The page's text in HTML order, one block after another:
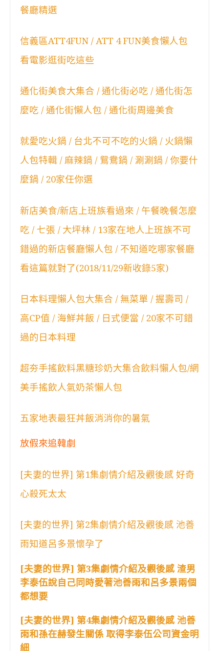
餐廳精選
信義區ATT4FUN / ATT 4 FUN美食懶人包
看電影逛街吃這些
通化街美食大集合 / 通化街必吃 / 通化街怎
麼吃 / 通化街懶人包 / 通化街周邊美食
就愛吃火鍋 / 台北不可不吃的火鍋 / 火鍋懶
人包特輯 / 麻辣鍋 / 鴛鴦鍋 / 涮涮鍋 / 你要什
麼鍋 / 20家任你選
新店美食/新店上班族看過來 / 午餐晚餐怎麼
吃 / 七張 / 大坪林 / 13家在地人上班族不可
錯過的新店餐廳懶人包 / 不知道吃哪家餐廳
看這篇就對了(2018/11/29新收錄5家)
日本料理懶人包大集合 / 無菜單 / 握壽司 /
高CP值 / 海鮮丼飯 / 日式便當 / 20家不可錯
過的日本料理
超夯手搖飲料黑糖珍奶大集合飲料懶人包/網
美手搖飲人氣奶茶懶人包
五家地表最狂丼飯消消你的暑氣
放假來追韓劇
[夫妻的世界] 第1集劇情介紹及觀後感 好奇
心殺死太太
[夫妻的世界] 第2集劇情介紹及觀後感 池善
雨知道呂多景懷孕了
[夫妻的世界] 第3集劇情介紹及觀後感 渣男
李泰伍說自己同時愛著池善雨和呂多景兩個
都想要
[夫妻的世界] 第4集劇情介紹及觀後感 池善
雨和孫在赫發生關係 取得李泰伍公司資金明
細